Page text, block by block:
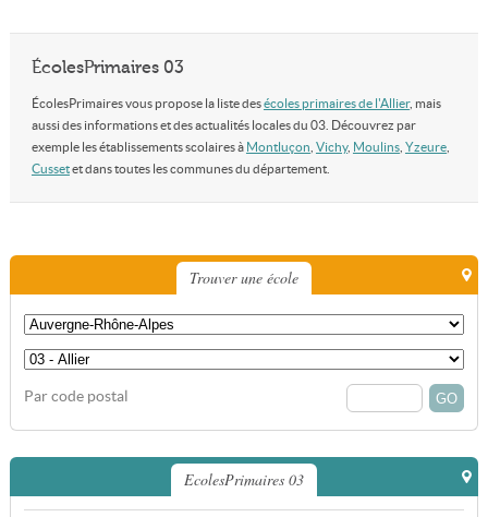
ÉcolesPrimaires 03
ÉcolesPrimaires vous propose la liste desécoles primaires de l'Allier, mais
aussi des informations et des actualités locales du 03. Découvrez par
exemple les établissements scolaires à Montluçon Vichy, Moulins, Yzeure,
Cussetet dans toutes les communes du département.
Trouver une école
Par code postal
EcolesPrimaires 03